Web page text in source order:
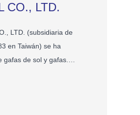
CO., LTD.
LTD. (subsidiaria de
en Taiwán) se ha
gafas de sol y gafas.
que puedan